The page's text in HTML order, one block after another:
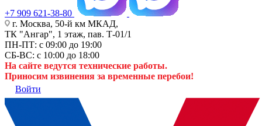
+7 909 621-38-80
г. Москва, 50-й км МКАД,
ТК "Ангар", 1 этаж, пав. Т-01/1
ПН-ПТ: с 09:00 до 19:00
СБ-ВС: с 10:00 до 18:00
На сайте ведутся технические работы.
Приносим извинения за временные перебои!
Войти